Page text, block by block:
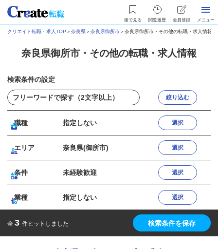
後で見る 閲覧履歴 会員登録 メニュー
クリエイト転職・求人TOP ＞奈良県＞奈良県御所市＞奈良県御所市・その他の転職・求人情報
奈良県御所市・その他の転職・求人情報
検索条件の設定
絞り込む
職種 指定しない 選択
エリア 奈良県(御所市) 選択
条件 未経験歓迎 選択
業種 指定しない 選択
全 3 件ヒットしました 検索条件を保存